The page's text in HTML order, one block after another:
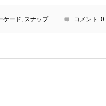
ケード, スナップ コメント: 0